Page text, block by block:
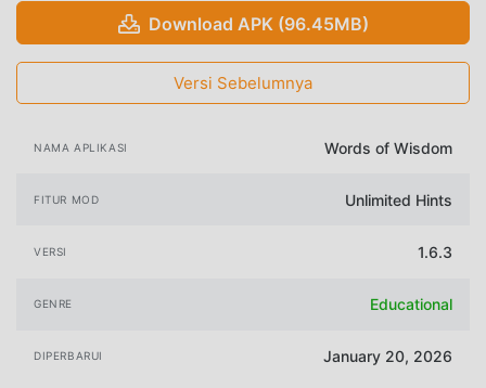
Download APK (96.45MB)
Versi Sebelumnya
NAMA APLIKASI Words of Wisdom
FITUR MOD Unlimited Hints
VERSI 1.6.3
GENRE Educational
DIPERBARUI January 20, 2026